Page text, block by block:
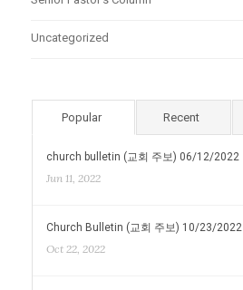
Uncategorized
Popular Recent
church bulletin (교회 주보) 06/12/2022
Jun 11, 2022
Church Bulletin (교회 주보) 10/23/2022
Oct 22, 2022